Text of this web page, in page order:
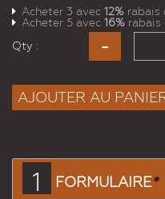
Acheter 3 avec 12% rabais
Acheter 5 avec 16% rabais
Qty :
AJOUTER AU
1 FORMULAIRE*